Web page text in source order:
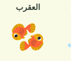
العقرب